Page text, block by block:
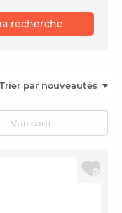
recherche
Vue carte